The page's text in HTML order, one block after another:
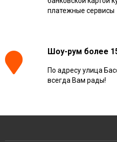
платежные сервисы
Шоу-рум более
По адресу улица
всегда Вам рады!